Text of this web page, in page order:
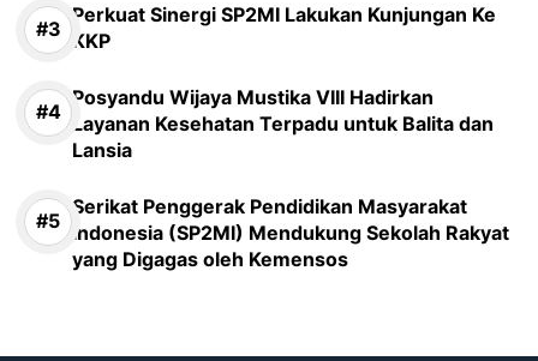
Perkuat Sinergi SP2MI Lakukan Kunjungan Ke
KKP
Posyandu Wijaya Mustika VIII Hadirkan
Layanan Kesehatan Terpadu untuk Balita dan
Lansia
Serikat Penggerak Pendidikan Masyarakat
Indonesia (SP2MI) Mendukung Sekolah Rakyat
yang Digagas oleh Kemensos